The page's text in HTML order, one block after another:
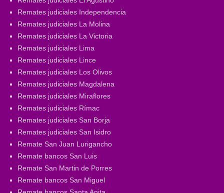
Remates judiciales Independencia
Remates judiciales La Molina
Remates judiciales La Victoria
Remates judiciales Lima
Remates judiciales Lince
Remates judiciales Los Olivos
Remates judiciales Magdalena
Remates judiciales Miraflores
Remates judiciales Rímac
Remates judiciales San Borja
Remates judiciales San Isidro
Remate San Juan Lurigancho
Remate bancos San Luis
Remate San Martin de Porres
Remate bancos San Miguel